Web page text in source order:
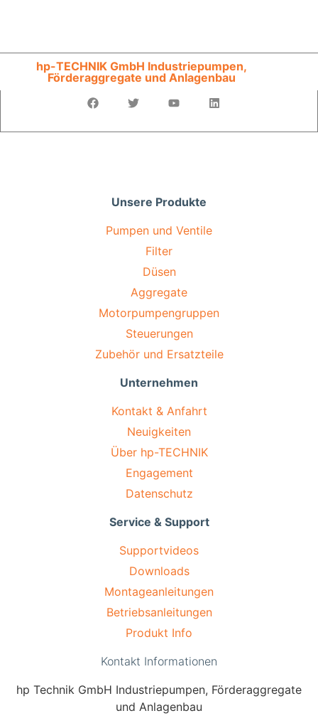
hp-TECHNIK GmbH Industriepumpen,
Förderaggregate und Anlagenbau
Unsere Produkte
Pumpen und Ventile
Filter
Düsen
Aggregate
Motorpumpengruppen
Steuerungen
Zubehör und Ersatzteile
Unternehmen
Kontakt & Anfahrt
Neuigkeiten
Über hp-TECHNIK
Engagement
Datenschutz
Service & Support
Supportvideos
Downloads
Montageanleitungen
Betriebsanleitungen
Produkt Info
Kontakt Informationen
hp Technik GmbH Industriepumpen, Förderaggregate
und Anlagenbau